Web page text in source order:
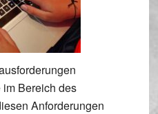
Bereich des
Anforderungen